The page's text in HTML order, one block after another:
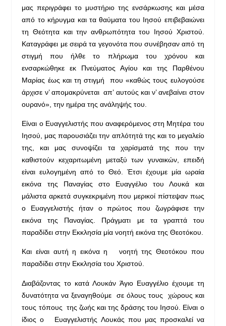
μας περιγράφει το μυστήριο της ενσάρκωσης και μέσα
από το κήρυγμα και τα θαύματα του Ιησού επιβεβαιώνει
τη Θεότητα και την ανθρωπότητα του Ιησού Χριστού.
Καταγράφει με σειρά τα γεγονότα που συνέβησαν από τη
στιγμή που ήλθε το πλήρωμα του χρόνου και
ενσαρκώθηκε εκ Πνεύματος Αγίου και της Παρθένου
Μαρίας έως και τη στιγμή που «καθώς τους ευλογούσε
άρχισε ν’ απομακρύνεται απ’ αυτούς και ν’ ανεβαίνει στον
ουρανό», την ημέρα της ανάληψής του.
Είναι ο Ευαγγελιστής που αναφερόμενος στη Μητέρα του
Ιησού, μας παρουσιάζει την απλότητά της και το μεγαλείο
της, και μας συνοψίζει τα χαρίσματά της που την
καθιστούν κεχαριτωμένη μεταξύ των γυναικών, επειδή
είναι ευλογημένη από το Θεό. Έτσι έχουμε μία ωραία
εικόνα της Παναγίας στο Ευαγγέλιο του Λουκά και
μάλιστα αρκετά συγκεκριμένη που μερικοί πίστεψαν πως
ο Ευαγγελιστής ήταν ο πρώτος που ζωγράφισε την
εικόνα της Παναγίας. Πράγματι με τα γραπτά του
παραδίδει στην Εκκλησία μία νοητή εικόνα της Θεοτόκου.
Και είναι αυτή η εικόνα η νοητή της Θεοτόκου που
παραδίδει στην Εκκλησία του Χριστού.
Διαβάζοντας το κατά Λουκάν Άγιο Ευαγγέλιο έχουμε τη
δυνατότητα να ξεναγηθούμε σε όλους τους χώρους και
τους τόπους της ζωής και της δράσης του Ιησού. Είναι ο
ίδιος ο Ευαγγελιστής Λουκάς που μας προσκαλεί να